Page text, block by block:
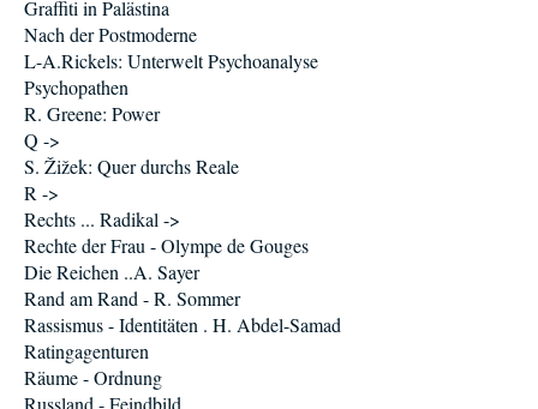
Graffiti in Palästina
Nach der Postmoderne
L-A.Rickels: Unterwelt Psychoanalyse
Psychopathen
R. Greene: Power
Q ->
S. Žižek: Quer durchs Reale
R ->
Rechts ... Radikal ->
Rechte der Frau - Olympe de Gouges
Die Reichen ..A. Sayer
Rand am Rand - R. Sommer
Rassismus - Identitäten . H. Abdel-Samad
Ratingagenturen
Räume - Ordnung
Russland - Feindbild